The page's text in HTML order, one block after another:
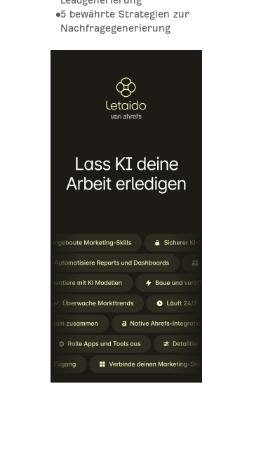
5 bewährte Strategien zur
Nachfragegenerierung